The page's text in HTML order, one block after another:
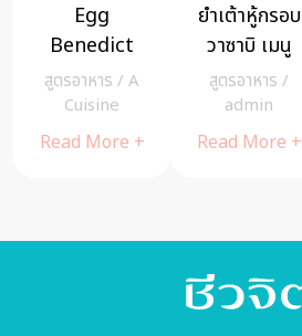
โครนัท สูตร
เด็ดลูกผสม
ระหว่างโดนัท
และครัวซองต์
– A Cuisine
สูตรอาหาร / A
Cuisine
Read More +
ส้มตำทุเรียน
ลับแล อร่อย
หวานมันรส
ทุเรียนป่า!!
สูตรอาหาร/A
Cuisine
Read More +